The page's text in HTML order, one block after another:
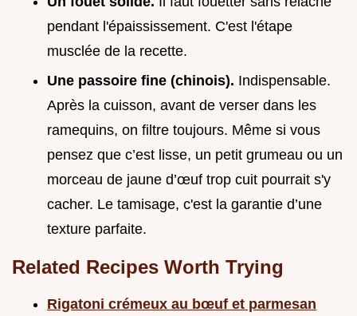
pendant l'épaississement. C'est l'étape
musclée de la recette.
Une passoire fine (chinois). Indispensable.
Après la cuisson, avant de verser dans les
ramequins, on filtre toujours. Même si vous
pensez que c’est lisse, un petit grumeau ou un
morceau de jaune d’œuf trop cuit pourrait s'y
cacher. Le tamisage, c'est la garantie d’une
texture parfaite.
Related Recipes Worth Trying
Rigatoni crémeux au bœuf et parmesan